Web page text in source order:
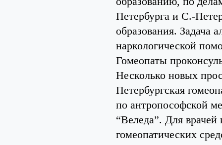
Петербурга и С.-
образования. Задача
наркологической
Гомеопаты
Несколько новых
Петербургская
по антропософской
“Веледа”. Для
гомеопатических